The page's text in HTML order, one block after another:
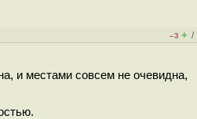
–3 + /
и местами совсем не очевидна,